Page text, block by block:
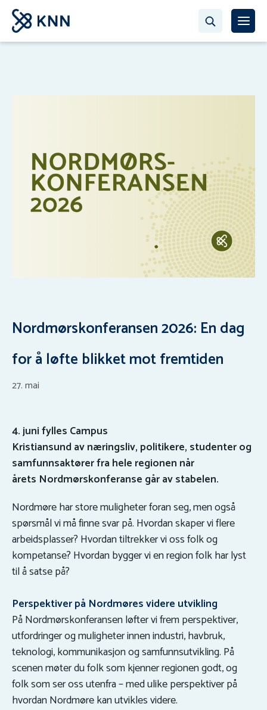
Nordmørskonferansen 2026: En dag
for å løfte blikket mot fremtiden
27. mai
4. juni fylles Campus
Kristiansund av næringsliv, politikere, studenter og
samfunnsaktører fra hele regionen når
årets Nordmørskonferanse går av stabelen.
Nordmøre har store muligheter foran seg, men også
spørsmål vi må finne svar på. Hvordan skaper vi flere
arbeidsplasser? Hvordan tiltrekker vi oss folk og
kompetanse? Hvordan bygger vi en region folk har lyst
til å satse på?
Perspektiver på Nordmøres videre utvikling
På Nordmørskonferansen løfter vi frem perspektiver,
utfordringer og muligheter innen industri, havbruk,
teknologi, kommunikasjon og samfunnsutvikling. På
scenen møter du folk som kjenner regionen godt, og
folk som ser oss utenfra – med ulike perspektiver på
hvordan Nordmøre kan utvikles videre.